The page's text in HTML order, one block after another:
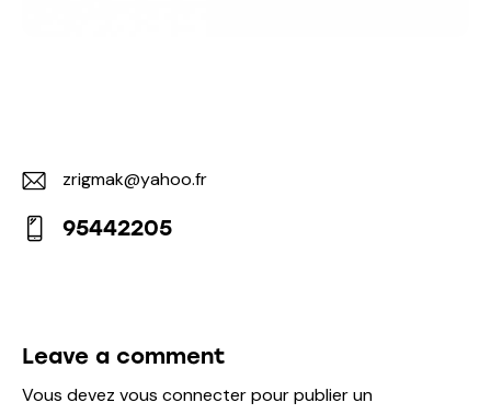
E-
m
zrigmak@yahoo.fr
95442205
Leave a comment
Vous devez vous connecterpour publier un